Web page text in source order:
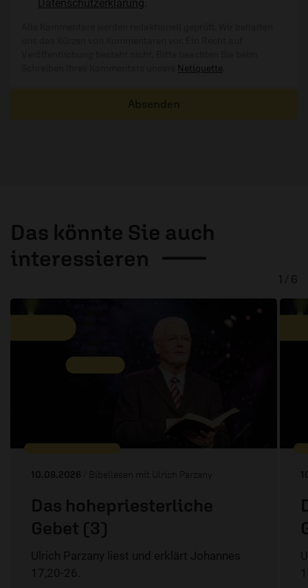
Datenschutzerklärung
Netiquette
Absenden
Das könnte Sie auch
interessieren
10.08.2026 / Bibellesen mit Ulrich Parzany
Das hohepriesterliche
Gebet (3)
Ulrich Parzany liest und erklärt Johannes
17,20-26.
1 / 6